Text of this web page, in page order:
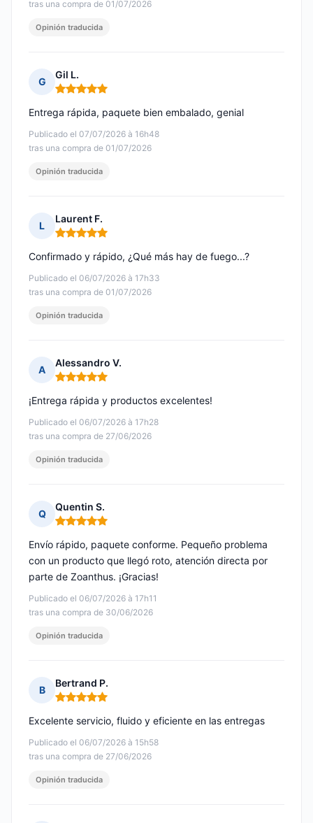
tras una compra de 01/07/2026
Opinión traducida
G
Gil L.
Nota: 5 de 5
Publicado el 07/07/2026 à 16h48
tras una compra de 01/07/2026
Entrega rápida, paquete bien embalado, genial
Opinión traducida
L
Laurent F.
Nota: 5 de 5
Publicado el 06/07/2026 à 17h33
tras una compra de 01/07/2026
Confirmado y rápido, ¿Qué más hay de fuego...?
Opinión traducida
A
Alessandro V.
Nota: 5 de 5
Publicado el 06/07/2026 à 17h28
tras una compra de 27/06/2026
¡Entrega rápida y productos excelentes!
Opinión traducida
Q
Quentin S.
Nota: 5 de 5
Publicado el 06/07/2026 à 17h11
tras una compra de 30/06/2026
Envío rápido, paquete conforme. Pequeño problema
con un producto que llegó roto, atención directa por
parte de Zoanthus. ¡Gracias!
Opinión traducida
B
Bertrand P.
Nota: 5 de 5
Publicado el 06/07/2026 à 15h58
tras una compra de 27/06/2026
Excelente servicio, fluido y eficiente en las entregas
Opinión traducida